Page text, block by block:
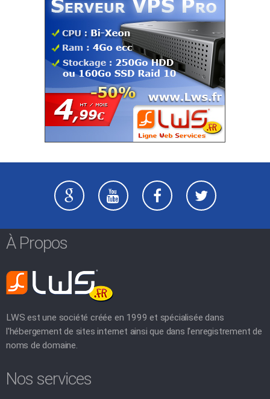
À Propos
LWS est une société créée en 1999 et spécialisée dans
l'hébergement de sites internet ainsi que dans l'enregistrement de
noms de domaine.
Nos services